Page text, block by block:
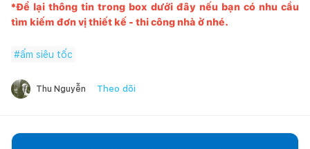
*Để lại thông tin trong box dưới đây nếu bạn có nhu cầu
tìm kiếm đơn vị thiết kế - thi công nhà ở nhé.
#ấm siêu tốc
Thu Nguyễn Theo dõi